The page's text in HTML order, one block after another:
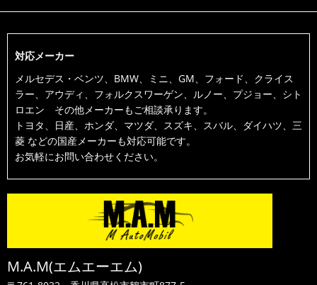
M.A.M(エムエーエム)
対応メーカー
メルセデス・ベンツ、BMW、ミニ、GM、フォード、クライス
ラー、アウディ、フォルクスワーゲン、ルノー、プジョー、シト
ロエン その他メーカーもご相談承ります。
トヨタ、日産、ホンダ、マツダ、スズキ、スバル、ダイハツ、三
菱 などの国産メーカーも対応可能です。
お気軽にお問い合わせください。